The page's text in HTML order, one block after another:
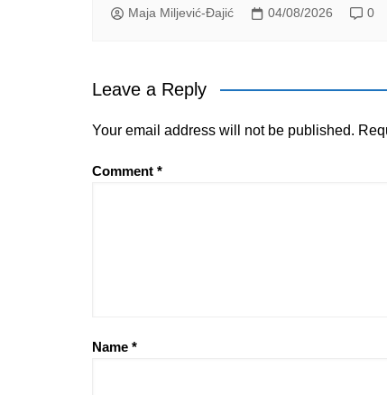
Maja Miljević-Đajić 04/08/2026 0
Leave a Reply
Your email address will not be published.
Comment *
Name *